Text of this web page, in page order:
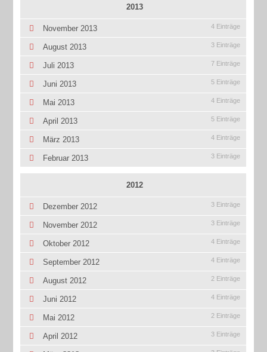
2013
November 2013 4 Einträge
August 2013 3 Einträge
Juli 2013 7 Einträge
Juni 2013 5 Einträge
Mai 2013 4 Einträge
April 2013 5 Einträge
März 2013 4 Einträge
Februar 2013 3 Einträge
2012
Dezember 2012 3 Einträge
November 2012 3 Einträge
Oktober 2012 4 Einträge
September 2012 4 Einträge
August 2012 2 Einträge
Juni 2012 4 Einträge
Mai 2012 2 Einträge
April 2012 3 Einträge